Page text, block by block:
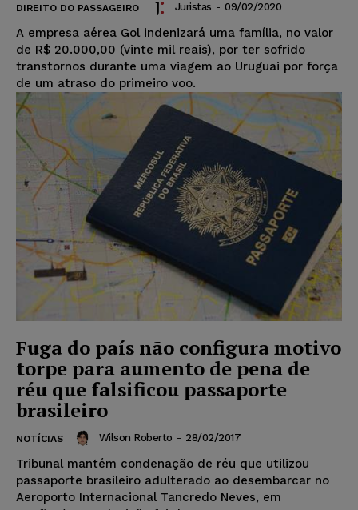
DIREITO DO PASSAGEIRO Juristas - 09/02/2020
A empresa aérea Gol indenizará uma família, no valor
de R$ 20.000,00 (vinte mil reais), por ter sofrido
transtornos durante uma viagem ao Uruguai por força
de um atraso do primeiro voo.
Fuga do país não configura motivo
torpe para aumento de pena de
réu que falsificou passaporte
brasileiro
NOTÍCIAS Wilson Roberto - 28/02/2017
Tribunal mantém condenação de réu que utilizou
passaporte brasileiro adulterado ao desembarcar no
Aeroporto Internacional Tancredo Neves, em